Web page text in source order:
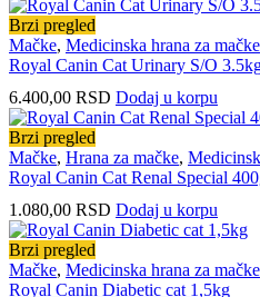
Brzi pregled
Mačke, Medicinska hrana za mačke
Royal Canin Cat Urinary S/O
6.400,00 RSD Dodaj u korpu
Brzi pregled
Mačke, Hrana za mačke,
Royal Canin Cat Renal Special
1.080,00 RSD Dodaj u korpu
Brzi pregled
Mačke, Medicinska hrana za mačke
Royal Canin Diabetic cat 1,5kg